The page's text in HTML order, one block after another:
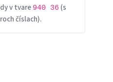
v tvare 940 36 (s
číslach).